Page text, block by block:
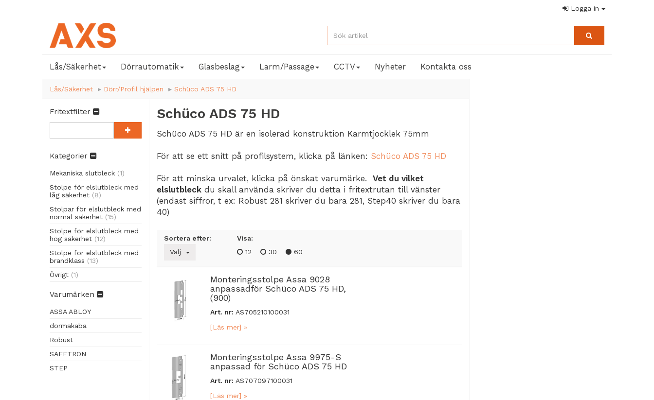
Logga in
Lås/Säkerhet Dörrautomatik Glasbeslag Larm/Passage CCTV Nyheter Kontakta oss
Lås/Säkerhet Dörr/Profil hjälpen Schüco ADS 75 HD
Fritextfilter
Kategorier
Mekaniska slutbleck (1)
Stolpe för elslutbleck med
låg säkerhet (8)
Stolpar för elslutbleck med
normal säkerhet (15)
Stolpe för elslutbleck med
hög säkerhet (12)
Stolpe för elslutbleck med
brandklass (13)
Övrigt (1)
Varumärken
ASSA ABLOY
dormakaba
Robust
SAFETRON
STEP
Schüco ADS 75 HD
Schüco ADS 75 HD är en isolerad konstruktion Karmtjocklek 75mm
För att se ett snitt på profilsystem, klicka på länken: Schüco ADS 75 HD
För att minska urvalet, klicka på önskat varumärke.Vet du vilket
elslutbleck du skall använda skriver du detta i fritextrutan till vänster
(endast siffror, t ex: Robust 281 skriver du bara 281, Step40 skriver du bara
40)
Sortera efter:
Välj
Visa:
12
30 60
Monteringsstolpe Assa 9028
anpassadför Schüco ADS 75 HD,
(900)
Art. nr: AS705210100031
[Läs mer] »
Monteringsstolpe Assa 9975-S
anpassad för Schüco ADS 75 HD
Art. nr: AS707097100031
[Läs mer] »